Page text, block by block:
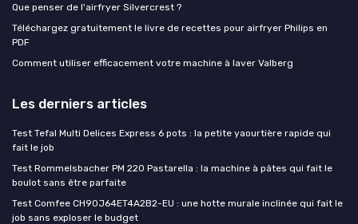
Que penser de l'airfryer Silvercrest ?
Téléchargez gratuitement le livre de recettes pour airfryer Philips en
PDF
Comment utiliser efficacement votre machine à laver Valberg
Les derniers articles
Test Tefal Multi Delices Express 6 pots : la petite yaourtière rapide qui
fait le job
Test Rommelsbacher PM 220 Pastarella : la machine à pâtes qui fait le
boulot sans être parfaite
Test Comfee CH90J64ET4A2B2-EU : une hotte murale inclinée qui fait le
job sans exploser le budget